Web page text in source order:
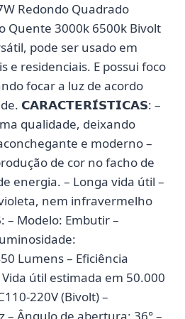
Redondo Quadrado
Quente 3000k 6500k Bivolt
pode ser usado em
e residenciais. E possui foco
focar a luz de acordo
𝗖𝗔𝗥𝗔𝗖𝗧𝗘𝗥𝗜́𝗦𝗧𝗜𝗖𝗔𝗦: –
qualidade, deixando
e moderno –
de cor no facho de
energia. – Longa vida útil –
nem infravermelho
Modelo: Embutir –
Lumens – Eficiência
útil estimada em 50.000
220V (Bivolt) –